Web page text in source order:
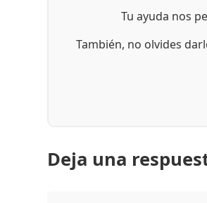
Tu ayuda nos
También, no olvides
Deja una